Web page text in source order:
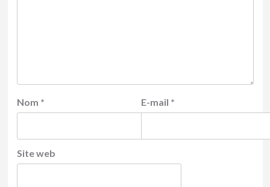
Nom * E-mail *
Site web